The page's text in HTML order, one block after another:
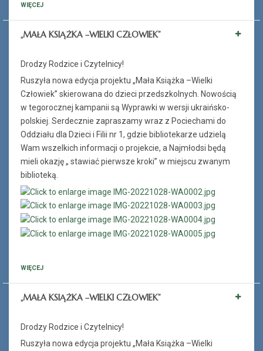
WIĘCEJ
„MAŁA KSIĄŻKA –WIELKI CZŁOWIEK”
Drodzy Rodzice i Czytelnicy!
Ruszyła nowa edycja projektu „Mała Książka –Wielki
Człowiek” skierowana do dzieci przedszkolnych. Nowością
w tegorocznej kampanii są Wyprawki w wersji ukraińsko-
polskiej. Serdecznie zapraszamy wraz z Pociechami do
Oddziału dla Dzieci i Filii nr 1, gdzie bibliotekarze udzielą
Wam wszelkich informacji o projekcie, a Najmłodsi będą
mieli okazję „ stawiać pierwsze kroki” w miejscu zwanym
biblioteką.
WIĘCEJ
„MAŁA KSIĄŻKA –WIELKI CZŁOWIEK”
Drodzy Rodzice i Czytelnicy!
Ruszyła nowa edycja projektu „Mała Książka –Wielki